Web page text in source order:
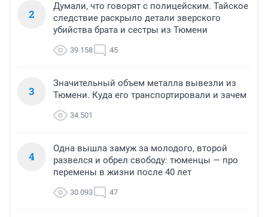
2
Думали, что говорят с полицейским. Тайское
следствие раскрыло детали зверского
убийства брата и сестры из Тюмени
39 158 45
3
Значительный объем металла вывезли из
Тюмени. Куда его транспортировали и зачем
34 501
4
Одна вышла замуж за молодого, второй
развелся и обрел свободу: тюменцы — про
перемены в жизни после 40 лет
30 093 47